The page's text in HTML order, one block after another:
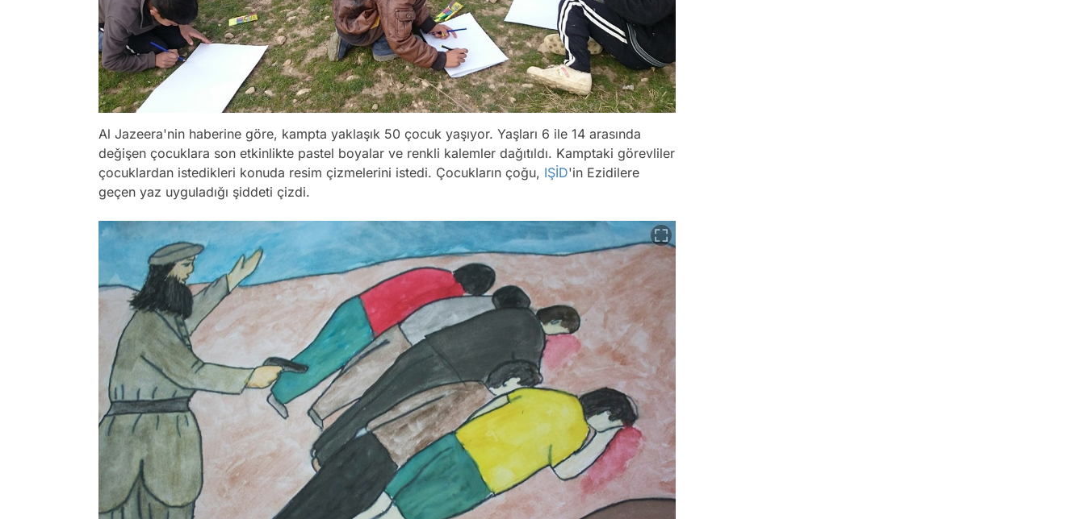
Al Jazeera'nin haberine göre, kampta yaklaşık 50 çocuk yaşıyor. Yaşları 6 ile 14 arasında
değişen çocuklara son etkinlikte pastel boyalar ve renkli kalemler dağıtıldı. Kamptaki görevliler
çocuklardan istedikleri konuda resim çizmelerini istedi. Çocukların çoğu, IŞİD'in Ezidilere
geçen yaz uyguladığı şiddeti çizdi.